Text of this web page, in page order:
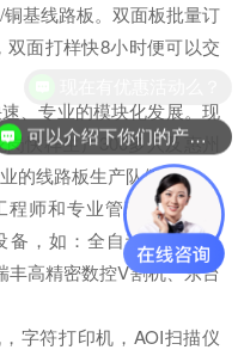
基线路板。双面板批量订
面打样快8小时便可以交
、专业的模块化发展。现
快样生产300多人及惠州
的线路板生产队伍，
师和专业管理人员70多
备，如：全自动VCP电镀
丰高精密数控V割机、东台
符打印机，AOI扫描仪
可以介绍下你们的产品么？